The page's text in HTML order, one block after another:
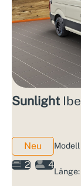
Sunlight
Neu
2
4